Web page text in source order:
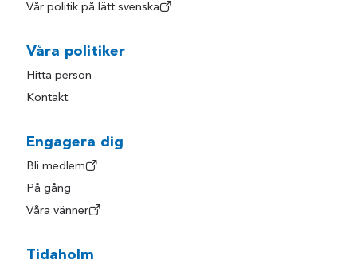
Vår politik på lätt svenska
Våra politiker
Hitta person
Kontakt
Engagera dig
Bli medlem
På gång
Våra vänner
Tidaholm